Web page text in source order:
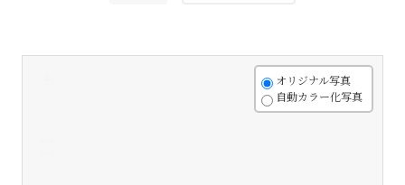
オリジナル写真
自動カラー化写真